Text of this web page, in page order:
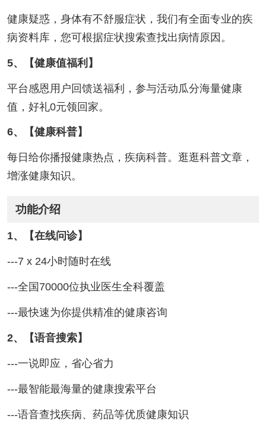
健康疑惑，身体有不舒服症状，我们有全面专业的疾
病资料库，您可根据症状搜索查找出病情原因。
5、【健康值福利】
平台感恩用户回馈送福利，参与活动瓜分海量健康
值，好礼0元领回家。
6、【健康科普】
每日给你播报健康热点，疾病科普。逛逛科普文章，
增涨健康知识。
功能介绍
1、【在线问诊】
---7 x 24小时随时在线
---全国70000位执业医生全科覆盖
---最快速为你提供精准的健康咨询
2、【语音搜索】
---一说即应，省心省力
---最智能最海量的健康搜索平台
---语音查找疾病、药品等优质健康知识